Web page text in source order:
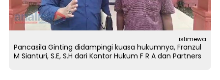
istimewa
Pancasila Ginting didampingi kuasa hukumnya, Franzul
M Sianturi, S.E, S.H dari Kantor Hukum F R A dan Partners